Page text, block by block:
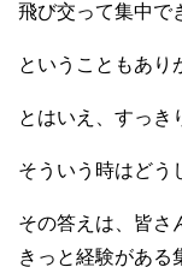
飛び交って集中で
ということもあり
とはいえ、すっき
そういう時はどう
その答えは、皆さ
きっと経験がある